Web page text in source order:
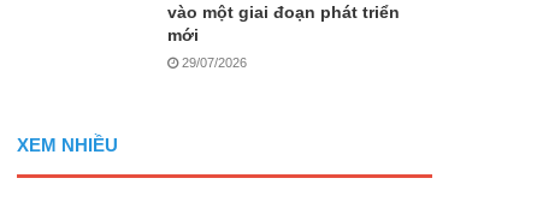
vào một giai đoạn phát triển
mới
29/07/2026
XEM NHIỀU